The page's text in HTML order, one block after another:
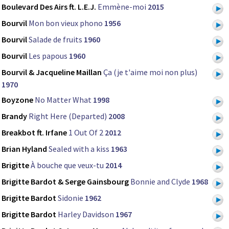
Boulevard Des Airs ft. L.E.J. Emmène-moi 2015
Bourvil Mon bon vieux phono 1956
BourvilSalade de fruits 1960
Bourvil Les papous 1960
Bourvil & Jacqueline Maillan Ça (je t'aime moi non plus)
1970
Boyzone No Matter What 1998
Brandy Right Here (Departed) 2008
Breakbot ft. Irfane 1 Out Of 2 2012
Brian Hyland Sealed with a kiss 1963
BrigitteÀ bouche que veux-tu 2014
Brigitte Bardot & Serge Gainsbourg Bonnie and Clyde 1968
Brigitte BardotSidonie 1962
Brigitte Bardot Harley Davidson 1967